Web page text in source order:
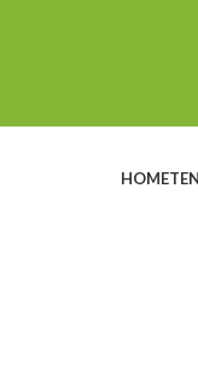
HOME